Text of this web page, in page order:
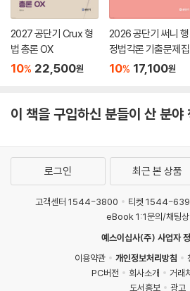
판례는 소홀히 하고 있는 것은 아닌지, 기출
기적은 있기 때문에 믿는 것이 아니라 믿기
니다.
꼭 이루십시오.
머리말을 쓰며 꼭 감사드리고 싶은 분들이
늘 감사하고 존경하는 진표님, 동료애 속에
는 우리 수프림팀 교수님들, 좋은 원고를 낼
님, 해설 보완과 모든 정성을 기울여주신 편
2027 공단기 Crux 형
법 총론 OX
10% 22,500원
2026 공단기 써니 행
정법각론 기출문제집
10% 17,100원
이 책을 구입하신 분들이 산 분야
로그인 최근 본 상품
고객센터 1544-3800 티켓 1544-
eBook 1:1문의/채팅
예스이십사(주) 사업자
이용약관
개인정보처리방침
PC버전
회사소개
거래
도서홍보
광고